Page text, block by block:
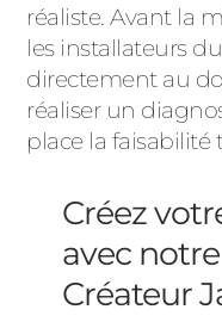
réaliste. Avant la
les installateurs
directement au
réaliser un
place la
Créez
avec
Créateur